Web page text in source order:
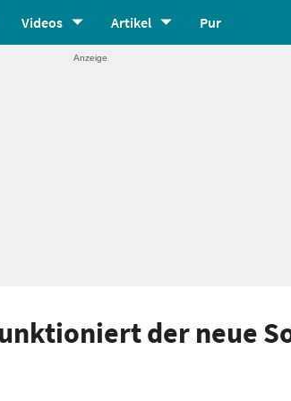
Videos Artikel Pur
der neue